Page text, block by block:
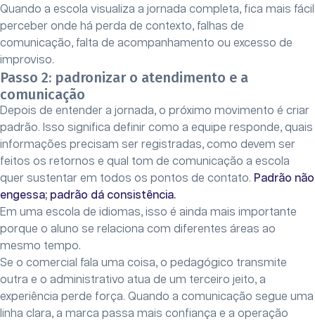
Quando a escola visualiza a jornada completa, fica mais fácil
perceber onde há perda de contexto, falhas de
comunicação, falta de acompanhamento ou excesso de
improviso.
Passo 2: padronizar o atendimento e a
comunicação
Depois de entender a jornada, o próximo movimento é criar
padrão. Isso significa definir como a equipe responde, quais
informações precisam ser registradas, como devem ser
feitos os retornos e qual tom de comunicação a escola
quer sustentar em todos os pontos de contato. Padrão não
engessa; padrão dá consistência.
Em uma escola de idiomas, isso é ainda mais importante
porque o aluno se relaciona com diferentes áreas ao
mesmo tempo.
Se o comercial fala uma coisa, o pedagógico transmite
outra e o administrativo atua de um terceiro jeito, a
experiência perde força. Quando a comunicação segue uma
linha clara, a marca passa mais confiança e a operação